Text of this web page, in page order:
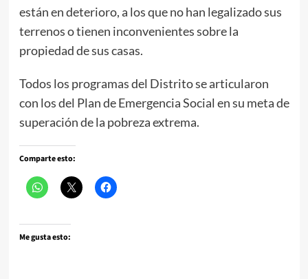
están en deterioro, a los que no han legalizado sus
terrenos o tienen inconvenientes sobre la
propiedad de sus casas.
Todos los programas del Distrito se articularon
con los del Plan de Emergencia Social en su meta de
superación de la pobreza extrema.
Comparte esto:
Me gusta esto: